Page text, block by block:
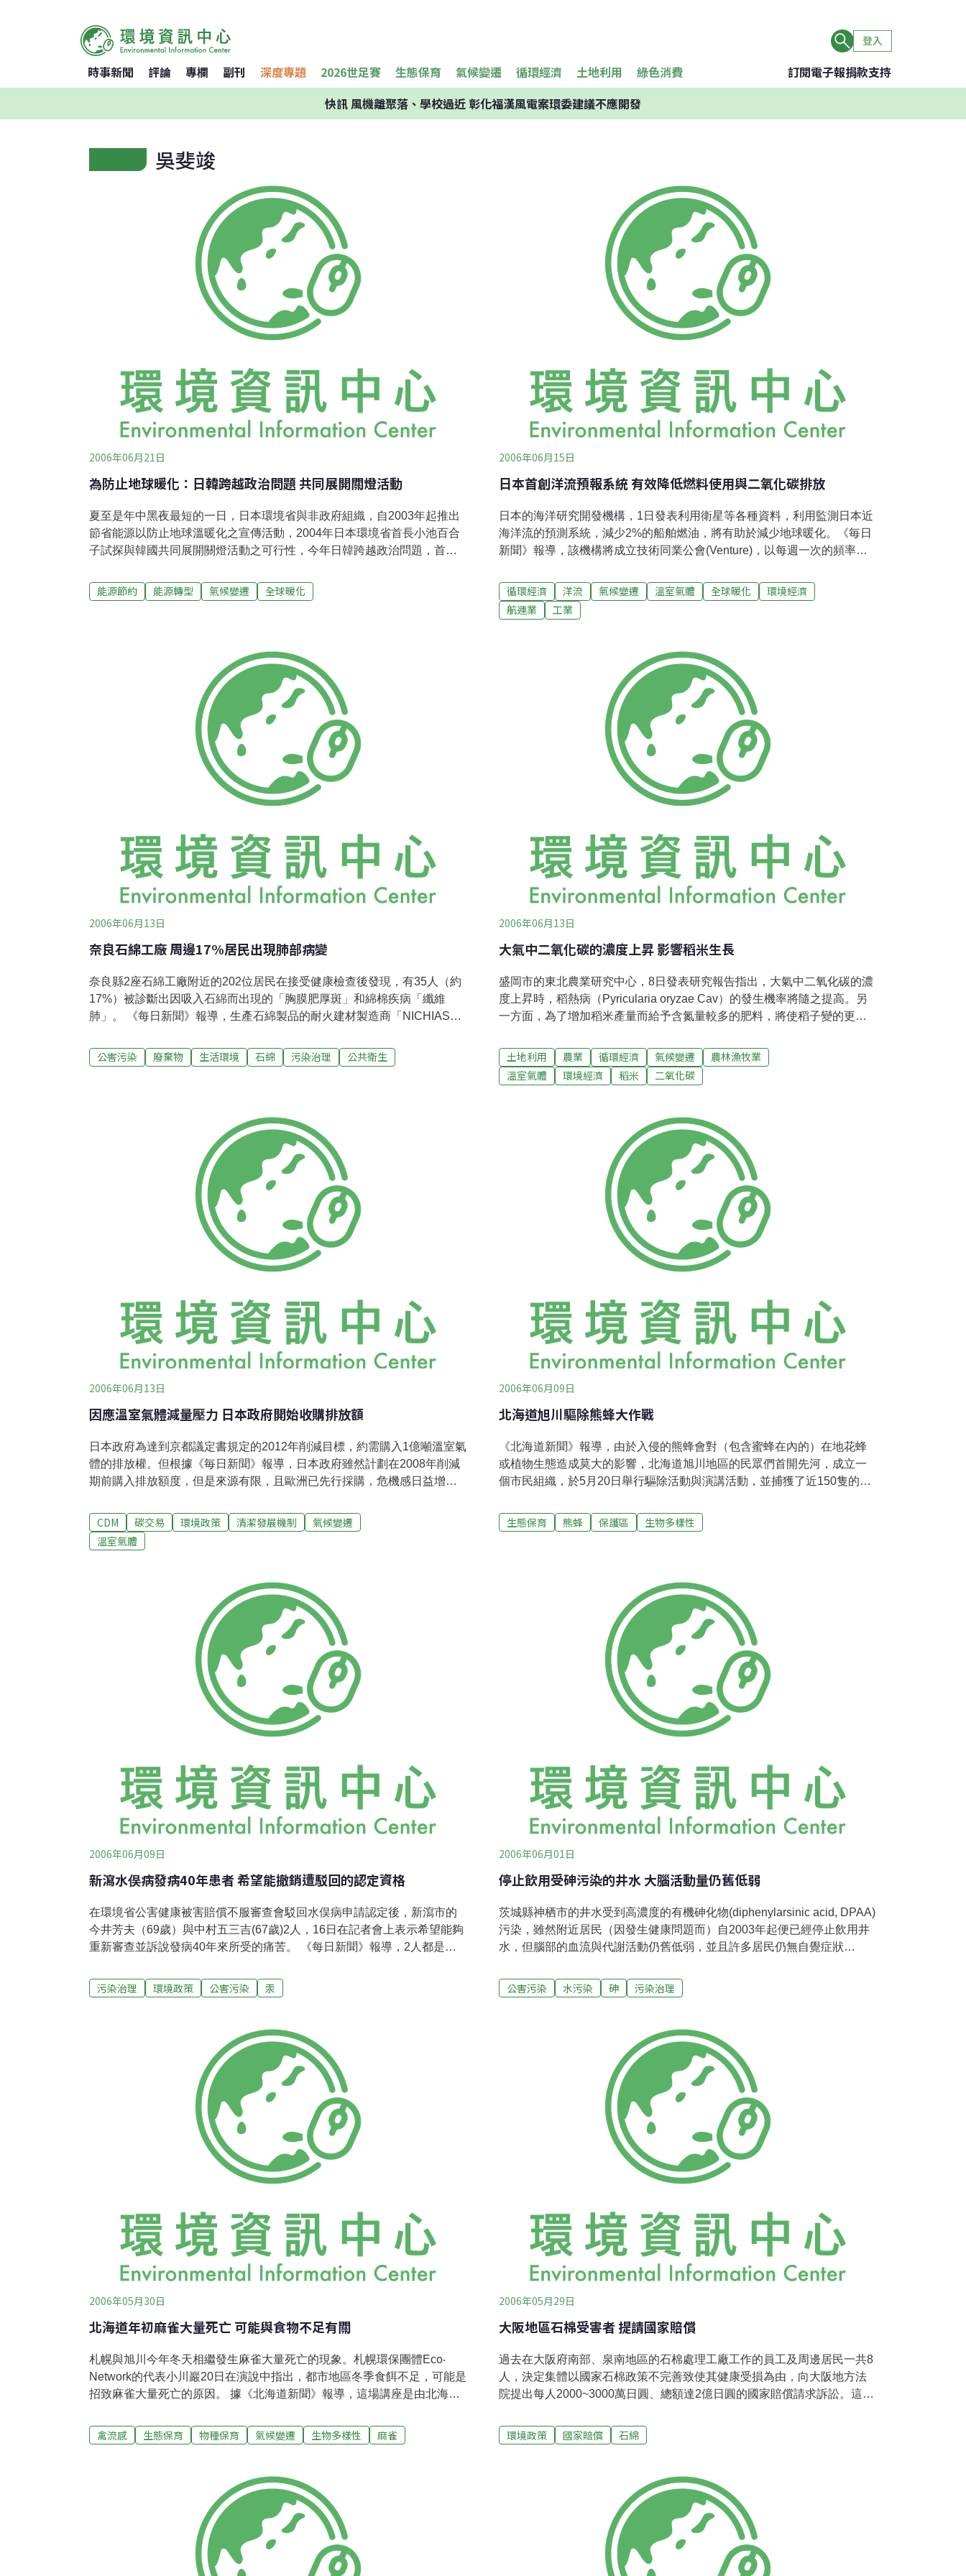
登入
時事新聞 評論 專欄 副刊 深度專題 2026世足賽 生態保育 氣候變遷 循環經濟 土地利用 綠色消費 訂閱電子報捐款支持
快訊風機離聚落、學校過近 彰化福漢風電案環委建議不應開發
吳斐竣
2006年06月21日
為防止地球暖化：日韓跨越政治問題 共同展開關燈活動
夏至是年中黑夜最短的一日，日本環境省與非政府組織，自2003年起推出
節省能源以防止地球溫暖化之宣傳活動，2004年日本環境省首長小池百合
子試探與韓國共同展開關燈活動之可行性，今年日韓跨越政治問題，首度
新聞》報導，韓國方面於15日下午8時起，在2005年剛落成的首爾鐵下
塔，由地方廣播局邀請人氣歌星朴正賢等人，舉行長達3小時關燈晚會。同
日晚間8～10時，以「2006黑色光廊」為題、一齊關燈。
能源節約 能源轉型 氣候變遷 全球暖化
2006年06月15日
日本首創洋流預報系統 有效降低燃料使用與二氧化碳排放
日本的海洋研究開發機構，1日發表利用衛星等各種資料，利用監測日本近
海洋流的預測系統，減少2%的船舶燃油，將有助於減少地球暖化。《毎日
新聞》報導，該機構將成立技術同業公會(Venture)，以每週一次的頻率，
該機構表示，航行路徑如果能順黑潮而下，或反之避開洋流，將可縮短航
行時間、節省燃料費及減少排放二氧化碳。 以航行東亞到北美之貨櫃船為
例，將可減少燃料費2%，相當於每年減少50億日幣的燃料費，及減少44萬
暖化及油價上漲，預測海流變動，是極具意義之工作；今後將朝更精凖的
循環經濟 洋流 氣候變遷 溫室氣體 全球暖化
環境經濟
航運業
工業
2006年06月13日
奈良石綿工廠 周邊17%居民出現肺部病變
奈良縣2座石綿工廠附近的202位居民在接受健康檢查後發現，有35人（約
17%）被診斷出因吸入石綿而出現的「胸膜肥厚斑」和綿棉疾病「纖維
肺」。 《每日新聞》報導，生產石綿製品的耐火建材製造商「NICHIAS」
家屬76人、往來業者13人、周邊居民202人等787人進行健康檢查。 負責健
檢的奈良醫療中心副院長田村猛夏，6月2日於日本呼吸學會中發表該結
間皮瘤和肺癌。至於過去的員工，大多都有異狀，然尚未彙整有詳細的資
料。 田村副院長說道：「對於持續傳出受害的周邊居民，應該即刻確立定
期健康檢查等制度的行政措施。」 先前已確定2工廠周邊有5位居民因間皮
瘤而死亡的事件。對於此次調查的結果，NICHIAS表
公害污染 廢棄物 生活環境 石綿 污染治理 公共衛生
2006年06月13日
大氣中二氧化碳的濃度上昇 影響稻米生長
盛岡市的東北農業研究中心，8日發表研究報告指出，大氣中二氧化碳的濃
度上昇時，稻熱病（Pyricularia oryzae Cav）的發生機率將隨之提高。另
一方面，為了增加稻米產量而給予含氮量較多的肥料，將使稻子變的更不
要如何應對這種情況，對於開發農業栽培技術是有必要的。 據《毎日新
聞》報導，東北農業研究中心在比一般大氣中二氧化碳濃度高出200ppm的
試驗區中，栽培種植稻米並接種稻熱病菌。2000年7月的實驗中，通常一株
一般的稻子只有2.8個，但試驗區有8.3個。 另一方面，栽種稻米時，常使
用含氮量較多的肥料來增加收獲量，但稻子會變的較易倒塌。該中心比較
了在1平方公尺面積給予不同劑量肥料的結果。 稻子向垂直方向傾斜每18
度做一個等級（rank）
土地利用 農業 循環經濟 氣候變遷
農林漁牧業
溫室氣體
環境經濟 稻米 二氧化碳
2006年06月13日
因應溫室氣體減量壓力 日本政府開始收購排放額
日本政府為達到京都議定書規定的2012年削減目標，約需購入1億噸溫室氣
體的排放權。但根據《毎日新聞》報導，日本政府雖然計劃在2008年削減
期前購入排放額度，但是來源有限，且歐洲已先行採購，危機感日益增
提供技術與資金，幫助開發中國家減少二氧化碳等大氣中的溫室氣體，以
換取排放額度。因為施行上幾乎完全依賴民間，故日本政府需向民間購
買。 截至目前為止，被CDM承認之日本企業有49家，主要工作內容：為中
興建風力發電；在智利養豬場進行甲烷沼氣的回收。 7月時，日本政府將與
個別企業進行議價與收購。截至2012年，需支出經費122億元，且預估明
年後將陸續增加預算。日本政府預計減量額的1.6％，需以購買排放額方式
完成。 另一方面，到2012年為止，全球的排放權需求量將
CDM 碳交易 環境政策 清潔發展機制
氣候變遷
溫室氣體
2006年06月09日
北海道旭川驅除熊蜂大作戰
《北海道新聞》報導，由於入侵的熊蜂會對（包含蜜蜂在內的）在地花蜂
或植物生態造成莫大的影響，北海道旭川地區的民眾們首開先河，成立一
個市民組織，於5月20日舉行驅除活動與演講活動，並捕獲了近150隻的女
海道野生化，亦造成了日本全國性的問題。環境省也因此開始嚴格規定特
定外來種。為確知熊蜂的實際分布狀態、防止熊蜂大舉入侵大雪山國立公
步，捕獲了約150隻。捕獲的清一色是女王蜂，趁其築蜂巢之前捕獲，驅除
效果較好。鷲谷教授表示，熊蜂會為了吸蜜而在杜鵑花的底部戳洞，致使
花蜜被吸走的植物失去授粉的機會。參加的民眾也表示，現在市區街道的
公園都充斥著熊蜂，而國家公園也在附近，實在教人擔心。
生態保育 熊蜂 保護區 生物多樣性
2006年06月09日
新瀉水俣病發病40年患者 希望能撤銷遭駁回的認定資格
在環境省公害健康被害賠償不服審查會駁回水俣病申請認定後，新瀉市的
今井芳夫（69歲）與中村五三吉(67歲)2人，16日在記者會上表示希望能夠
重新審查並訴說發病40年來所受的痛苦。 《每日新聞》報導，2人都是在
在6、7年後而發病，雙親和哥哥姐姐都也被認定為水俣病。2000年12月28
日2人向新瀉市的認定審查會提出申請，但是因語言、聽力視力等症狀不符
和運動神經功能失調，被認為有必要重新再檢查。在記者會上，今井提到
既然每天和家人都吃一樣的食物，自己卻沒有被認定為水俣病的受害者，
實在令人無法接受。不只是沒有被認定，還被駁回，但身體還是持續有麻
痺和抽筋等病症。 中村也說希望能早日得到救濟，亦希望大家能了解，一
到晚上更容易腳麻，痛的無法入睡，加上上了年紀很多病也就隨之而來的
污染治理 環境政策 公害污染 汞
2006年06月01日
停止飲用受砷污染的井水 大腦活動量仍舊低弱
茨城縣神栖市的井水受到高濃度的有機砷化物(diphenylarsinic acid, DPAA)
污染，雖然附近居民（因發生健康問題而）自2003年起便已經停止飲用井
水，但腦部的血流與代謝活動仍舊低弱，並且許多居民仍無自覺症狀
石井一弘講師，5月11日，在日本神經學會上發表了與有機砷化物中毒之長
期影響有關的研究報告。這份調查是以健康受損的145位居民為調查對象，
居民沒有自覺症狀或是看似病情輕微，其小腦與海馬迴區一部份的血流
量，已幾近減少到正常人的一半。而腦部的活動狀況，不論是腦幹與小腦
的代謝量，都一直停留在低弱的狀態。 此外，在停止飲用後也還繼續使用
井水來洗澡與洗臉的居民，其尿液中篩檢出的DPAA濃度比起完全停用井水
的居民高出3～6倍。而停止飲
公害污染 水污染 砷 污染治理
2006年05月30日
北海道年初麻雀大量死亡 可能與食物不足有關
札幌與旭川今年冬天相繼發生麻雀大量死亡的現象。札幌環保團體Eco‧
Network的代表小川巖20日在演說中指出，都市地區冬季食餌不足，可能是
招致麻雀大量死亡的原因。 據《北海道新聞》報導，這場講座是由北海道
25人中，有14人今年冬天餵食「停止」、「減量」餵食。根據這樣的結
果，進而推測「由於戒備禽流感，停止餵食給麻雀的人增加，才造成食餌
況報告指出，低溫或大雪與麻雀大量死亡並沒有關聯性。
禽流感 生態保育 物種保育 氣候變遷 生物多樣性 麻雀
2006年05月29日
大阪地區石棉受害者 提請國家賠償
過去在大阪府南部、泉南地區的石棉處理工廠工作的員工及周邊居民一共8
人，決定集體以國家石棉政策不完善致使其健康受損為由，向大阪地方法
院提出每人2000~3000萬日圓、總額達2億日圓的國家賠償請求訴訟。這是
次提出告訴的原告包括：罹患石棉肺等病症的患者5人，及已故患者的遺族
3人。他們是1950～1990年代初期在石棉紡織工廠等地工作，因而吸入石
外。 協助原告的「大阪石棉塵肺症律師團」團長芝原明夫表示，泉南地區
100年來石棉產業聚集，其中大多是員工僅數人的小型業者。日本政府在二
次大戰前就已經進行過調查，當時擔任調查的醫師也曾指出制定法令規範
的必要性。因此原告以國家「應作為而不作為」提起國家賠償。 律師團副
團長村松昭夫則表示：「在一審階段，將請求修正新法等受害者救濟
環境政策 國家賠償 石綿